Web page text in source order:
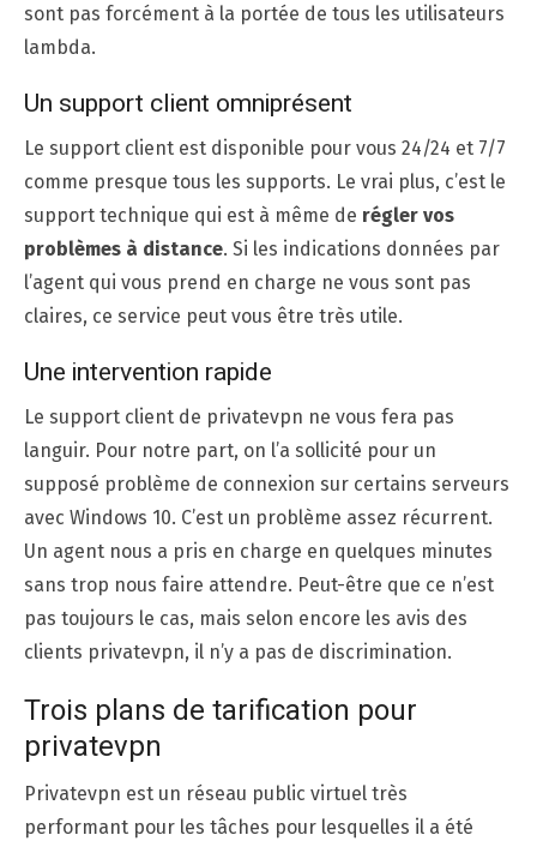
sont pas forcément à la portée de tous les utilisateurs
lambda.
Un support client omniprésent
Le support client est disponible pour vous 24/24 et 7/7
comme presque tous les supports. Le vrai plus, c’est le
support technique qui est à même de régler vos
problèmes à distance. Si les indications données par
l’agent qui vous prend en charge ne vous sont pas
claires, ce service peut vous être très utile.
Une intervention rapide
Le support client de privatevpn ne vous fera pas
languir. Pour notre part, on l’a sollicité pour un
supposé problème de connexion sur certains serveurs
avec Windows 10. C’est un problème assez récurrent.
Un agent nous a pris en charge en quelques minutes
sans trop nous faire attendre. Peut-être que ce n’est
pas toujours le cas, mais selon encore les avis des
clients privatevpn, il n’y a pas de discrimination.
Trois plans de tarification pour
privatevpn
Privatevpn est un réseau public virtuel très
performant pour les tâches pour lesquelles il a été